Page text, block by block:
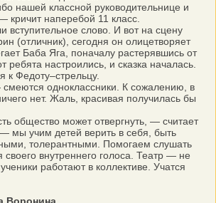
нашей классной руководительнице и
кричит наперебой 11 класс.
слово. И вот на сцену
(отличник), сегодня он олицетворяет
Баба Яга, поначалу растерявшись от
настроились, и сказка началась.
к Федоту–стрельцу.
одноклассники. К сожалению, в
нет. Жаль, красивая получилась бы
общество может отвергнуть, — считает
мы учим детей верить в себя, быть
толерантными. Помогаем слушать
своего внутреннего голоса. Театр — не
работают в коллективе. Учатся